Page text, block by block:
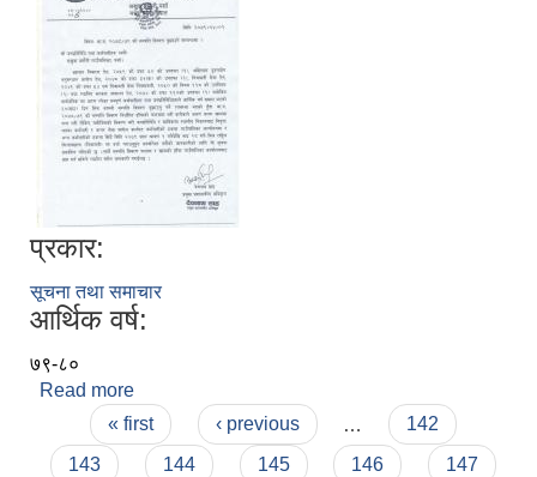
प्रकार:
सूचना तथा समाचार
आर्थिक वर्ष:
७९-८०
Read more
सम्बन्धमा ।
Pages« first ‹ previous
142
143
144 145 146
147